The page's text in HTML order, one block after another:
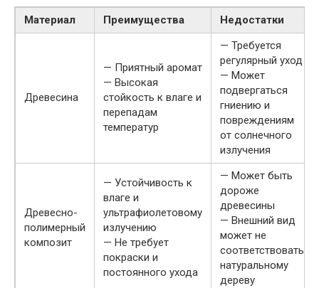
Материал Преимущества Недостатки
Древесина
— Приятный аромат
— Высокая
стойкость к влаге и
перепадам
температур
— Требуется
регулярный уход
— Может
подвергаться
гниению и
повреждениям
от солнечного
излучения
Древесно-
полимерный
композит
— Устойчивость к
влаге и
ультрафиолетовому
излучению
— Не требует
покраски и
постоянного ухода
— Может быть
дороже
древесины
— Внешний вид
может не
соответствовать
натуральному
дереву